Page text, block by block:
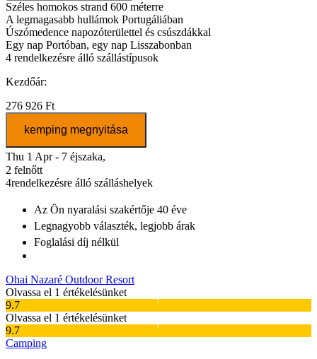
Széles homokos strand 600 méterre
A legmagasabb hullámok Portugáliában
Úszómedence napozóterülettel és csúszdákkal
Egy nap Portóban, egy nap Lisszabonban
4 rendelkezésre álló szállástípusok
Kezdőár:
276 926 Ft
kemping megnyitása
Thu 1 Apr - 7 éjszaka,
2 felnőtt
4rendelkezésre álló szálláshelyek
Az Ön nyaralási szakértője 40 éve
Legnagyobb választék, legjobb árak
Foglalási díj nélkül
Ohai Nazaré Outdoor Resort
Olvassa el 1 értékelésünket
9.7
Olvassa el 1 értékelésünket
9.7
Camping